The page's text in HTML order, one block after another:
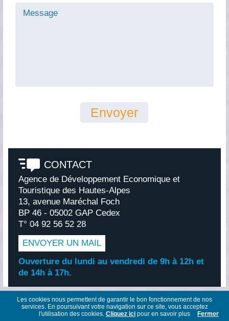
CONTACT
Agence de Développement Economique et
Touristique des Hautes-Alpes
13, avenue Maréchal Foch
BP 46 - 05002 GAP Cedex
T° 04 92 56 52 28
ENVOYER UN MAIL
Ouverture du lundi au vendredi de 9h à 12h et
de 14h à 17h.
© ImmoPro Mentions légales Plan du site
Contact
Création PimentRouge.fr
Les cookies nous permettent de garantir le bon fonctionnement de nos
services. En poursuivant votre navigation sur ce site, vous acceptez
l'utilisation des cookies. Cliquez ici pour en savoir plus Fermer